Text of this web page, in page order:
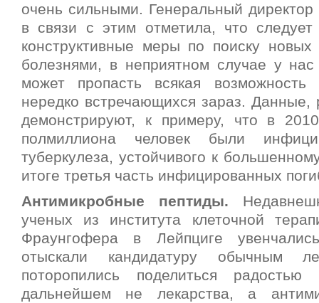
очень сильными. Генеральный
в связи с этим отметила, что следует
конструктивные меры по поиску
болезнями, в неприятном случае у
может пропасть всякая возможность
нередко встречающихся зараз. Данные,
демонстрируют, к примеру, что в 2010
полмиллиона человек были
туберкулеза, устойчивого к
итоге третья часть инфицированных
Антимикробные пептиды.
ученых из института клеточной
Фраунгофера в Лейпциге
отыскали кандидатуру обычным
поторопились поделиться
дальнейшем не лекарства, а